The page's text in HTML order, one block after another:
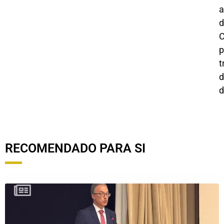
RECOMENDADO PARA SI